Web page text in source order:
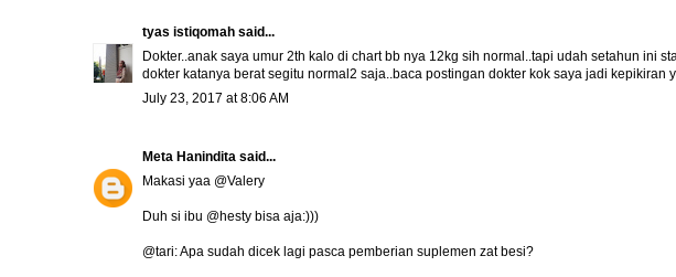
tyas istiqomah said...
Dokter..anak saya umur 2th kalo di chart bb nya 12kg sih normal..tapi udah setahun ini
dokter katanya berat segitu normal2 saja..baca postingan dokter kok saya jadi kepikiran
July 23, 2017 at 8:06 AM
Meta Hanindita said...
Makasi yaa @Valery
Duh si ibu @hesty bisa aja:)))
@tari: Apa sudah dicek lagi pasca pemberian suplemen zat besi?